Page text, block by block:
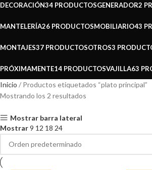
DECORACIÓN34 PRODUCTOSGENERADOR2
MANTELERÍA26 PRODUCTOSMOBILIARIO43
MONTAJES37 PRODUCTOSOTROS3
PRÓXIMAMENTE14 PRODUCTOSVAJILLA63
Inicio
Productos etiquetados “plato principal”
Mostrando los 2 resultados
Mostrar barra lateral
Mostrar9 12 18 24